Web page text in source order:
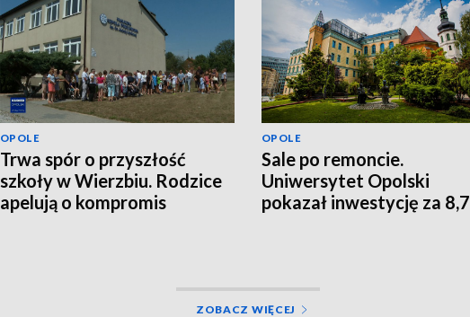
OPOLE
Trwa spór o przyszłość
szkoły w Wierzbiu. Rodzice
apelują o kompromis
OPOLE
Sale po remoncie.
Uniwersytet Opolski
pokazał inwestycję za 8,7
ZOBACZ WIĘCEJ